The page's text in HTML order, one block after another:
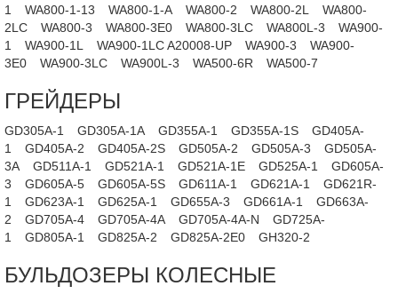
1
WA800-1-13 WA800-1-A WA800-2 WA800-2L
WA800-
2LC
WA800-3 WA800-3E0 WA800-3LC WA800L-3
WA900-
1
WA900-1L WA900-1LC A20008-UP WA900-3
WA900-
3E0
WA900-3LC WA900L-3 WA500-6R WA500-7
ГРЕЙДЕРЫ
GD305A-1 GD305A-1A GD355A-1 GD355A-1S
GD405A-
1
GD405A-2 GD405A-2S GD505A-2 GD505A-3
GD505A-
3A
GD511A-1 GD521A-1 GD521A-1E GD525A-1
GD605A-
3
GD605A-5 GD605A-5S GD611A-1 GD621A-1
GD621R-
1
GD623A-1 GD625A-1 GD655A-3 GD661A-1
GD663A-
2
GD705A-4 GD705A-4A GD705A-4A-N
GD725A-
1
GD805A-1 GD825A-2 GD825A-2E0 GH320-2
БУЛЬДОЗЕРЫ КОЛЕСНЫЕ